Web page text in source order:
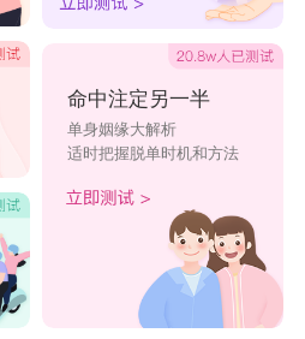
命中注定另一半
单身姻缘大解析
适时把握脱单时机和方法